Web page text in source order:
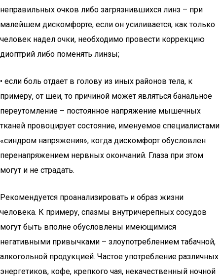
неправильных очков либо загрязнившихся линз – при
малейшем дискомфорте, если он усиливается, как только
человек надел очки, необходимо провести коррекцию
диоптрий либо поменять линзы;
• если боль отдает в голову из иных районов тела, к
примеру, от шеи, то причиной может являться банальное
переутомление – постоянное напряжение мышечных
тканей провоцирует состояние, именуемое специалистами
«синдром напряжения», когда дискомфорт обусловлен
перенапряжением нервных окончаний. Глаза при этом
могут и не страдать.
Рекомендуется проанализировать и образ жизни
человека. К примеру, спазмы внутричерепных сосудов
могут быть вполне обусловлены имеющимися
негативными привычками – злоупотреблением табачной,
алкогольной продукцией. Частое употребление различных
энергетиков, кофе, крепкого чая, некачественный ночной